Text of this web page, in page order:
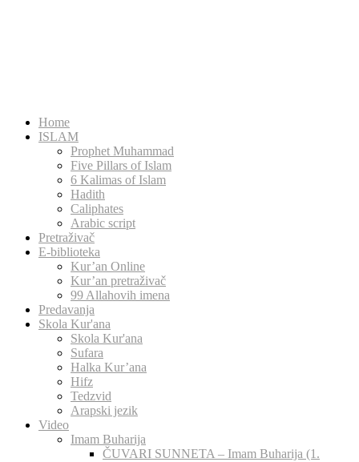
Home
ISLAM
Prophet Muhammad
Five Pillars of Islam
6 Kalimas of Islam
Hadith
Caliphates
Arabic script
Pretraživač
E-biblioteka
Kur’an Online
Kur’an pretraživač
99 Allahovih imena
Predavanja
Skola Kur'ana
Skola Kur'ana
Sufara
Halka Kur’ana
Hifz
Tedzvid
Arapski jezik
Video
Imam Buharija
ČUVARI SUNNETA – Imam Buharija (1.